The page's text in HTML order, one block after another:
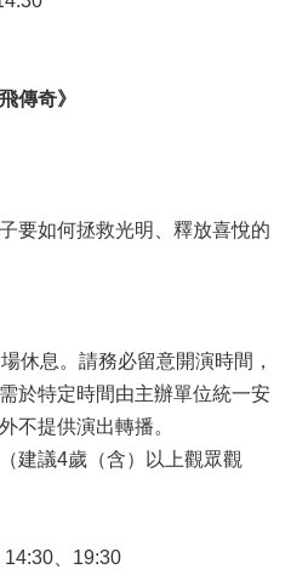
傳奇》
要如何拯救光明、釋放喜悅的
休息。請務必留意開演時間，
於特定時間由主辦單位統一安
不提供演出轉播。
建議4歲（含）以上觀眾觀
、19:30